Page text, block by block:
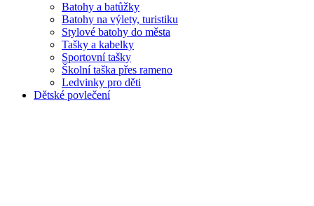
Batohy a batůžky
Batohy na výlety, turistiku
Stylové batohy do města
Tašky a kabelky
Sportovní tašky
Školní taška přes rameno
Ledvinky pro děti
Dětské povlečení